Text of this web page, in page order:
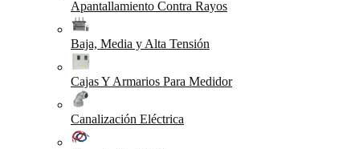
Apantallamiento Contra Rayos
Baja, Media y Alta Tensión
Cajas Y Armarios Para Medidor
Canalización Eléctrica